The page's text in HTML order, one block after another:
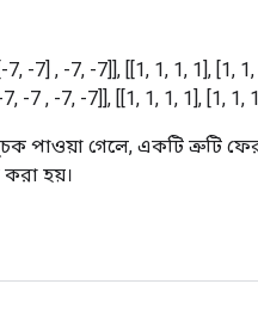
-7] , -7, -7]], [[1, 1, 1, 1], [1, 1,
-7 , -7, -7]], [[1, 1, 1, 1], [1, 1,
পাওয়া গেলে, একটি ত্রুটি
হয়।